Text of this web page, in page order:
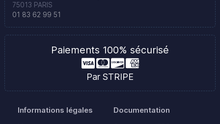
75013 PARIS
01 83 62 99 51
Paiements 100% sécurisé
Par STRIPE
Informations légales Documentation